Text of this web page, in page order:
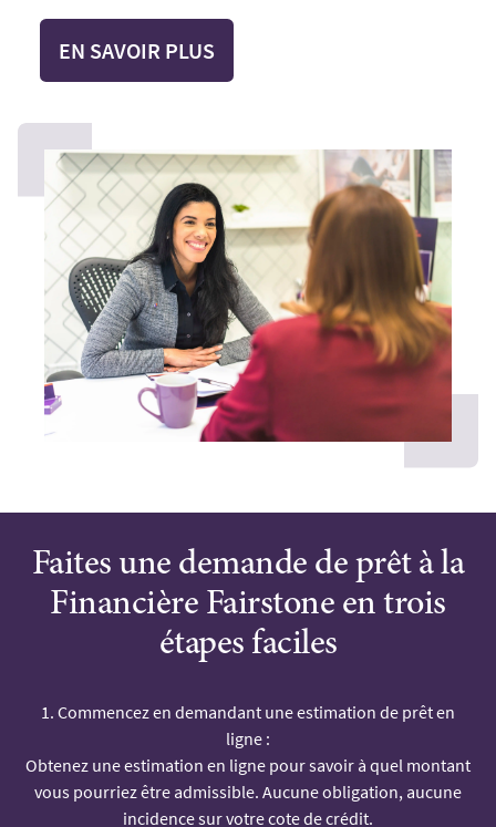
EN SAVOIR PLUS
Faites une demande de prêt à la
Financière Fairstone en trois
étapes faciles
1. Commencez en demandant une estimation de prêt en
ligne :
Obtenez une estimation en ligne pour savoir à quel montant
vous pourriez être admissible. Aucune obligation, aucune
incidence sur votre cote de crédit.